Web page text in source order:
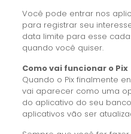
Você pode entrar nos
para registrar seu
data limite para esse
quando você quiser.
Como vai funcionar o Pix
Quando o Pix finalmente
vai aparecer como uma
do aplicativo do seu
aplicativos vão ser